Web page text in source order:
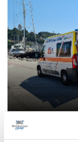
Ancona - Si